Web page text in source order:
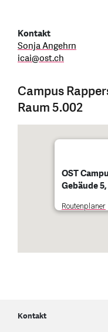
Kontakt
Sonja Angehrn
icai@ost.ch
Campus
Raum 5.002
OST
Gebäude
Routenplaner
Kontakt